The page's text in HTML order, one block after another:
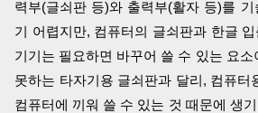
력부(글쇠판 등)와 출력부(활자 등)를
기 어렵지만, 컴퓨터의 글쇠판과 한글
기기는 필요하면 바꾸어 쓸 수 있는 요소
못하는 타자기용 글쇠판과 달리, 컴퓨터
컴퓨터에 끼워 쓸 수 있는 것 때문에 생